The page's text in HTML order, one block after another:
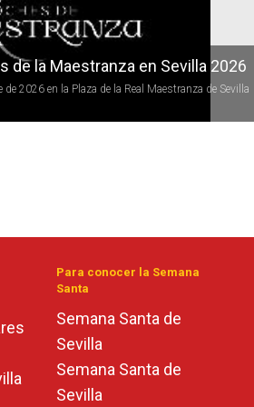
de la Maestranza en Sevilla 2026
2026 en la Plaza de la Real Maestranza de Sevilla
Para conocer la Semana
Santa
Semana Santa de
Sevilla
Semana Santa de
Sevilla